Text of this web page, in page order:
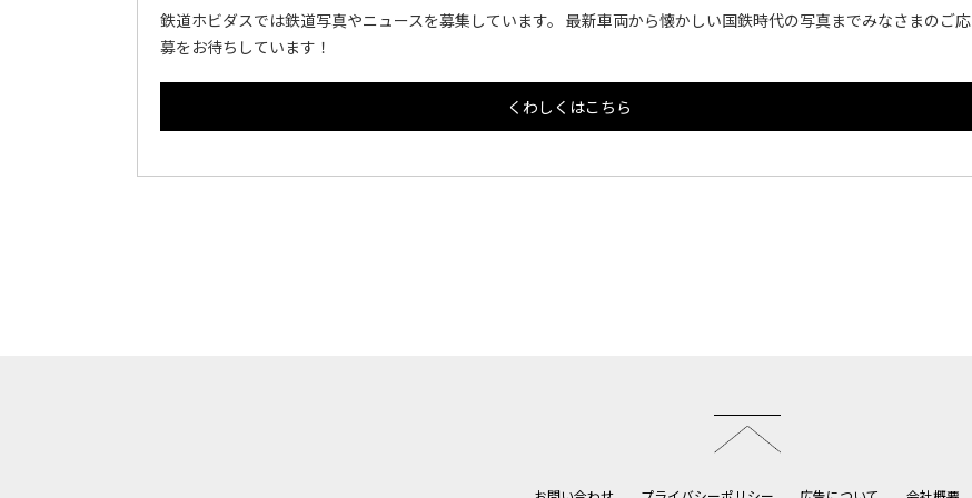
鉄道ホビダスでは鉄道写真やニュースを募集しています。 最新車両から懐かしい国鉄時代の写真までみなさまのご応
募をお待ちしています！
くわしくはこちら